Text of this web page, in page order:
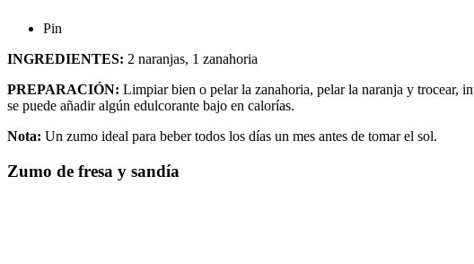
Pin
INGREDIENTES: 2 naranjas, 1 zanahoria
PREPARACIÓN: Limpiar bien o pelar la zanahoria, pelar la naranja y trocear,
se puede añadir algún edulcorante bajo en calorías.
Nota: Un zumo ideal para beber todos los días un mes antes de tomar el sol.
Zumo de fresa y sandía